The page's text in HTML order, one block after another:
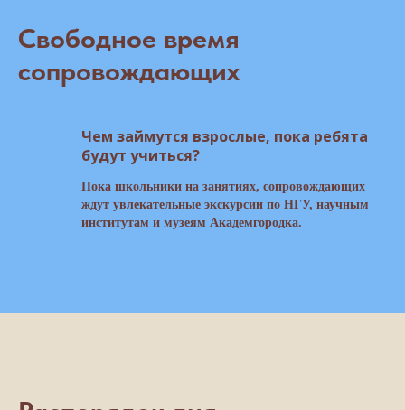
Свободное время
сопровождающих
Чем займутся взрослые, пока ребята
будут учиться?
Пока школьники на занятиях, сопровождающих
ждут увлекательные экскурсии по НГУ, научным
институтам и музеям Академгородка.